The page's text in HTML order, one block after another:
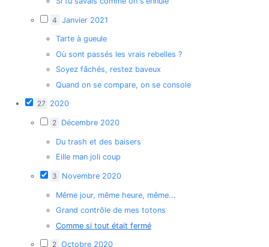
4 Janvier 2021
Tarte à gueule
Où sont passés les vrais rebelles ?
Soyez fâchés, restez baveux
Quand on se compare, on se console
27 2020
2 Décembre 2020
Du trash et des baisers
Eille man joli coup
3 Novembre 2020
Même jour, même heure, même...
Grand contrôle de mes totons
Comme si tout était fermé
2 Octobre 2020